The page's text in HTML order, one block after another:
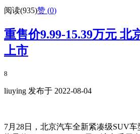
阅读(935)赞 (0)
重售价9.99-15.39万元 北
上市
8
liuying 发布于 2022-08-04
7月28日，北京汽车全新紧凑级SUV